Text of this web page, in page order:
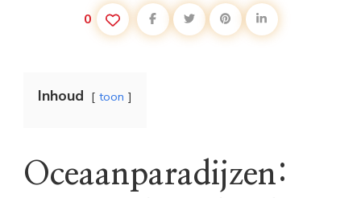
0
Inhoud toon
Oceaanparadijzen: